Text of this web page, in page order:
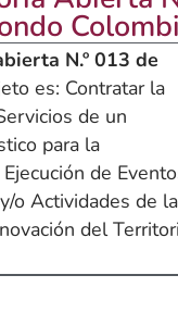
N.º 013 de
es: Contratar la
de un
para la
de
o Actividades de la
del